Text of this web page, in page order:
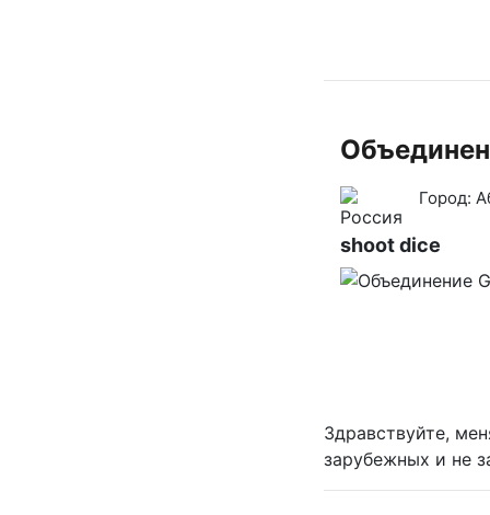
Город:
shoot dice
Здравствуйте,
зарубежных и не